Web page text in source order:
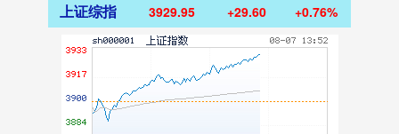
上证综指 3929.95 +29.60 +0.76%